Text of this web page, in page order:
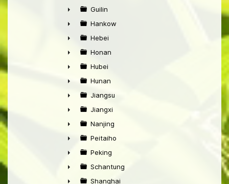
►
►
Guilin
►
Hankow
►
Hebei
►
Honan
►
Hubei
►
Hunan
►
Jiangsu
►
Jiangxi
►
Nanjing
►
Peitaiho
►
Peking
►
Schantung
Shanghai